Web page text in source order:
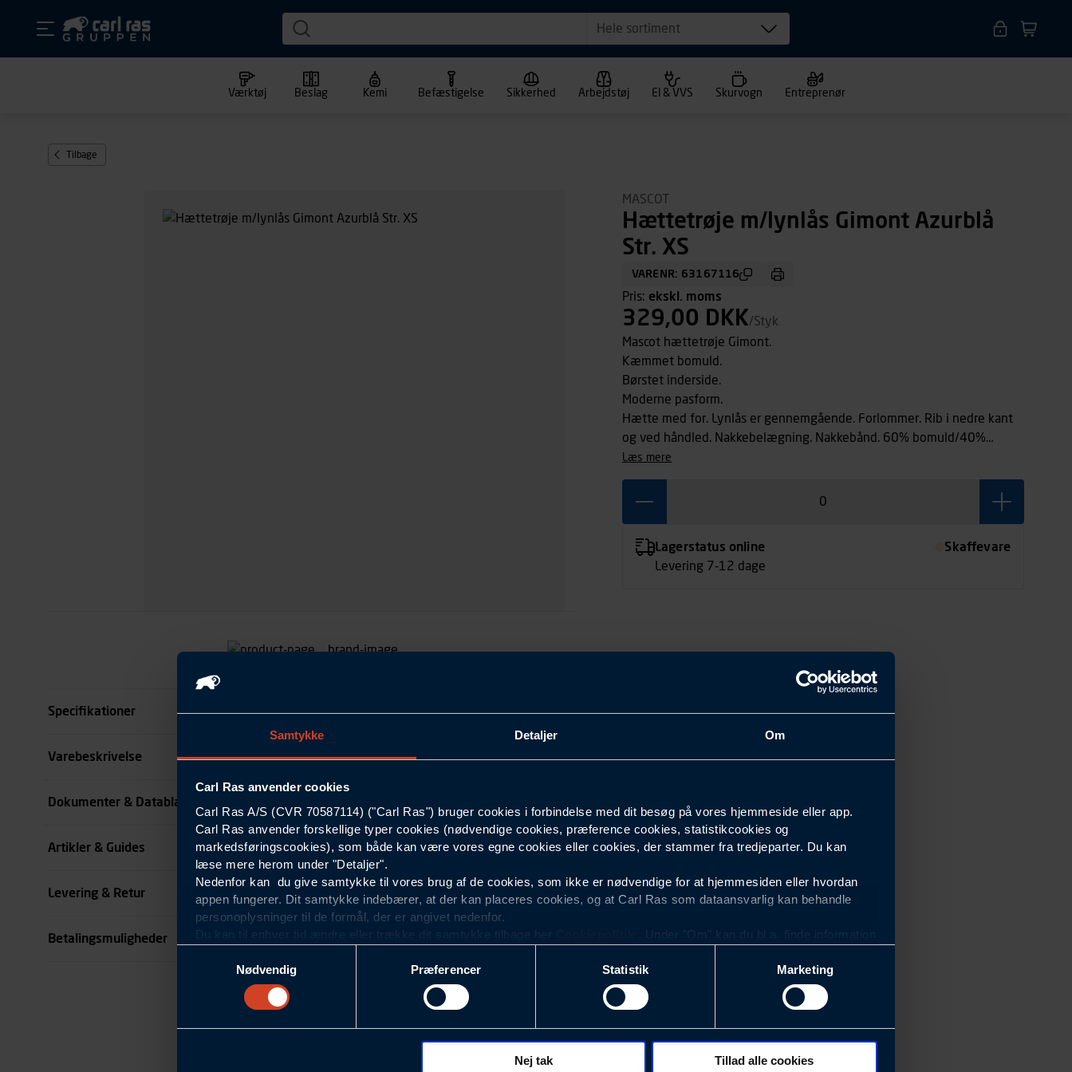
Samtykke Detaljer Om
Carl Ras anvender cookies
Carl Ras A/S (CVR 70587114) ("Carl Ras") bruger cookies i forbindelse med dit besøg på vores hjemmeside eller app.
Carl Ras anvender forskellige typer cookies (nødvendige cookies, præference cookies, statistikcookies og
markedsføringscookies), som både kan være vores egne cookies eller cookies, der stammer fra tredjeparter. Du kan
læse mere herom under "Detaljer".
Nedenfor kan du give samtykke til vores brug af de cookies, som ikke er nødvendige for at hjemmesiden eller hvordan
appen fungerer. Dit samtykke indebærer, at der kan placeres cookies, og at Carl Ras som dataansvarlig kan behandle
personoplysninger til de formål, der er angivet nedenfor.
Du kan til enhver tid ændre eller trække dit samtykke tilbage her
. Under "Om" kan du bl.a. finde information
Statistikcookies
Carl Ras anvender statistikcookies med det formål at optimere design, brugervenlighed og effektiviteten af vores
hjemmeside og apps, herunder analyser af, hvilke oplysninger der er mest populære, og som derfor skal være nemme at
færden på siderne, tidspunkt, hvad der klikkes på, sider/indhold der besøges, browsertype, søgeord, IP-adresse,
informationer om enhedstype (computer, smartphone mv.) samt de features, der anvendes.
Nødvendig
Præferencer Statistik Marketing
Nej tak Tillad alle cookies
Hele sortiment
Værktøj Beslag Kemi Befæstigelse Sikkerhed Arbejdstøj El & VVS Skurvogn Entreprenør
Tilbage
Specifikationer
Størrelse
Herre
se all specifikationer
Varebeskrivelse
Dokumenter & Datablade
Artikler & Guides
Levering & Retur
Betalingsmuligheder
MASCOT
Hættetrøje m/lynlås Gimont Azurblå
Str. XS
VARENR: 63167116
Pris: ekskl. moms
329,00 DKK/Styk
Mascot hættetrøje Gimont.
Kæmmet bomuld.
Børstet inderside.
Moderne pasform.
Hætte med for. Lynlås er gennemgående. Forlommer. Rib i nedre kant
og ved håndled. Nakkebelægning. Nakkebånd. 60% bomuld/40%
polyester, 340 g/m². Farve grå-meleret: 90% bomuld/10% viskose.
læs mere
Lagerstatus online
Levering 7-12 dage
Skaffevare